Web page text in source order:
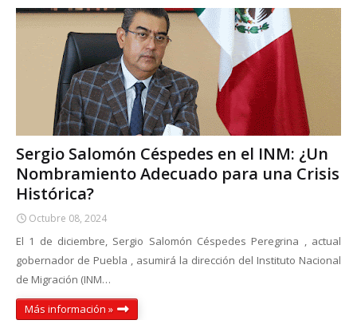
Sergio Salomón Céspedes en el INM: ¿Un
Nombramiento Adecuado para una Crisis
Histórica?
Octubre 08, 2024
El 1 de diciembre, Sergio Salomón Céspedes Peregrina , actual
gobernador de Puebla , asumirá la dirección del Instituto Nacional
de Migración (INM…
Más información »